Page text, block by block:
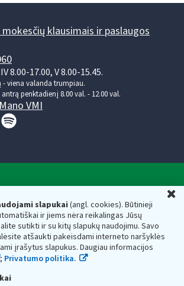
slapukai(angl. cookies). Būtinieji
ir jiems nėra reikalingas Jūsų
sutikti ir su kitų slapukų naudojimu. Savo
atšaukti pakeisdami interneto naršyklės
įrašytus slapukus. Daugiau informacijos
; Privatumo politika.
klausimais ir paslaugos
8.00-17.00, V 8.00-15.45.
- viena valanda trumpiau.
penktadienį 8.00 val. - 12.00 val.
VMI
inspekcija prie Lietuvos
ministerijos
asmens kodas — 188659752,
osios g. 14, 01107 Vilnius, Lietuva, el.paštas:
dėžutės adresas 188659752
mokesčių inspekciją prie Lietuvos
ministerijos kaupiami ir saugomi Juridinių